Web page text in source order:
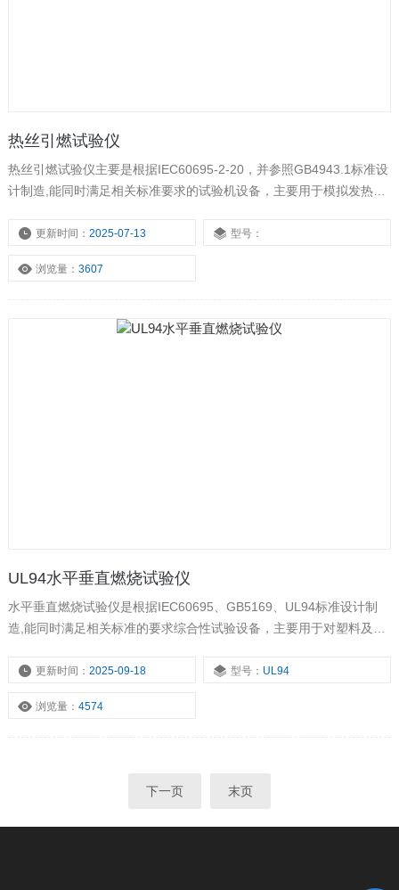
热丝引燃试验仪
热丝引燃试验仪主要是根据IEC60695-2-20，并参照GB4943.1标准设
计制造,能同时满足相关标准要求的试验机设备，主要用于模拟发热元
具中的邻近发热源（距离小于13mm）或者热传递源（距离小于
更新时间： 2025-07-13 型号：
浏览量： 3607
UL94水平垂直燃烧试验仪
水平垂直燃烧试验仪是根据IEC60695、GB5169、UL94标准设计制
造,能同时满足相关标准的要求综合性试验设备，主要用于对塑料及其
火阻燃性能，以此来评定材料意外着火引发火灾的危险程度。
更新时间： 2025-09-18 型号： UL94
浏览量： 4574
下一页 末页